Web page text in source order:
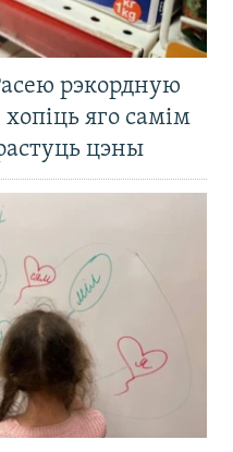
рэкордную
яго самім
цэны